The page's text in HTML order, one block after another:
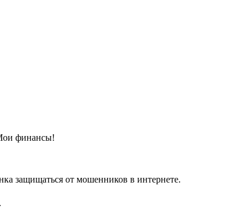
финансы!
защищаться от мошенников в интернете.